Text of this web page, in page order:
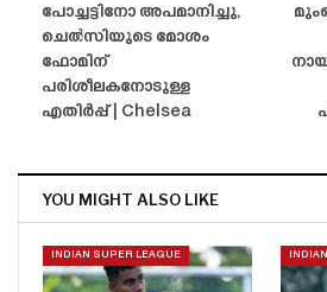
പോച്ചട്ടിനോ അപമാനിച്ചു,
ചെൽസിയുടെ മോശം
ഫോമിന്
പരിശീലകനോടുള്ള
എതിർപ്പ് | Chelsea
YOU MIGHT ALSO LIKE
INDIAN SUPER LEAGUE